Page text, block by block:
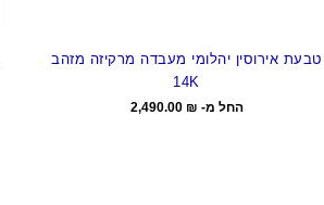
טבעת אירוסין יהלומי מעבדה מרקיזה מזהב
14K
החל מ- 2,490.00 ₪